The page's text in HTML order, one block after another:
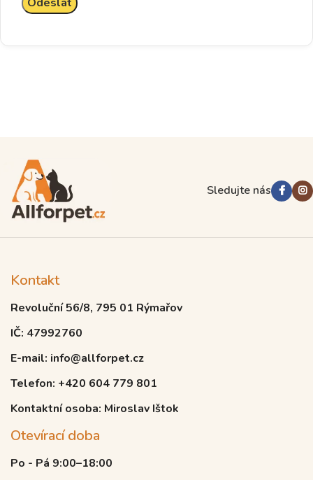
Sledujte nás
Kontakt
Revoluční 56/8, 795 01 Rýmařov
IČ: 47992760
E-mail: info@allforpet.cz
Telefon: +420 604 779 801
Kontaktní osoba: Miroslav Ištok
Otevírací doba
Po - Pá 9:00–18:00